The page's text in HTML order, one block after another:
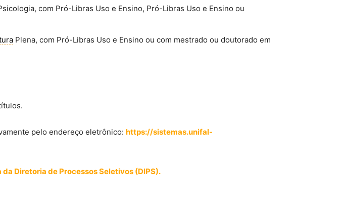
com Pró-Libras Uso e Ensino, Pró-Libras Uso e Ensino ou
Plena, com Pró-Libras Uso e Ensino ou com mestrado ou doutorado em
pelo endereço eletrônico: https://sistemas.unifal-
da Diretoria de Processos Seletivos (DIPS).